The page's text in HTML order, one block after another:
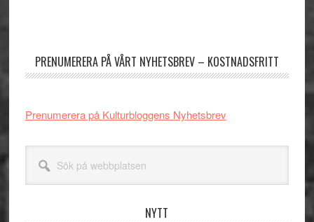
PRENUMERERA PÅ VÅRT NYHETSBREV – KOSTNADSFRITT
Prenumerera på Kulturbloggens Nyhetsbrev
webbplatsen
NYTT